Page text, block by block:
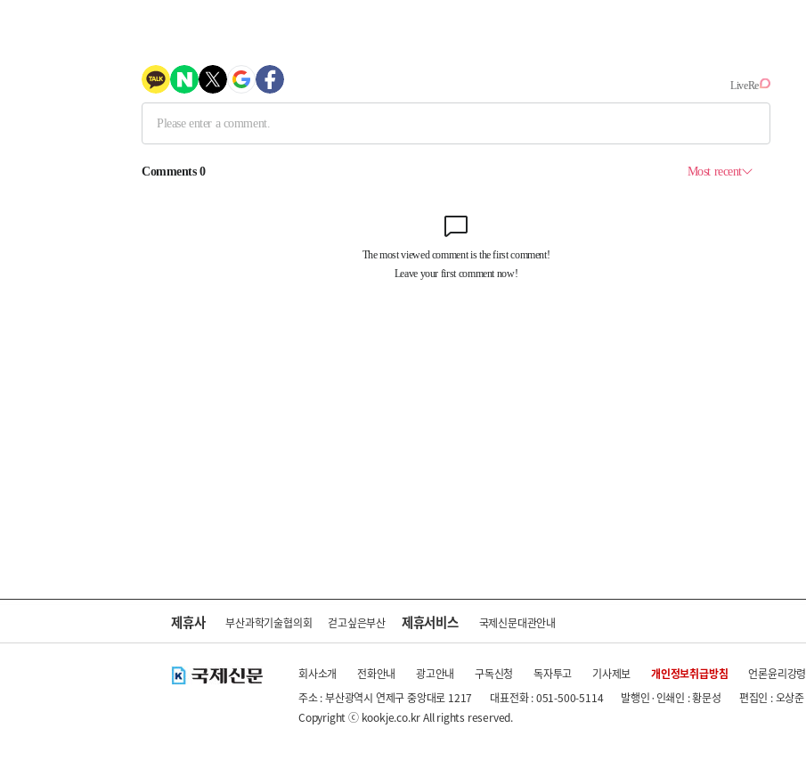
제휴사 부산과학기술협의회 걷고싶은부산 제휴서비스 국제신문대관안내
회사소개 전화안내 광고안내 구독신청 독자투고 기사제보 개인정보취급방침 언론윤리강령
주소 : 부산광역시 연제구 중앙대로 1217
대표전화 : 051-500-5114 발행인·인쇄인 : 황문성
편집인 : 오상준
Copyright ⓒ kookje.co.kr All rights reserved.